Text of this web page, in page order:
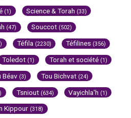
(1) Science & Torah (33)
(47) Souccot (502)
Téfila (2230) Téfilines (356)
Toledot (1) Torah et société (1)
Béav (3) Tou Bichvat (24)
Tsniout (634) Vayichla'h (1)
Kippour (318)